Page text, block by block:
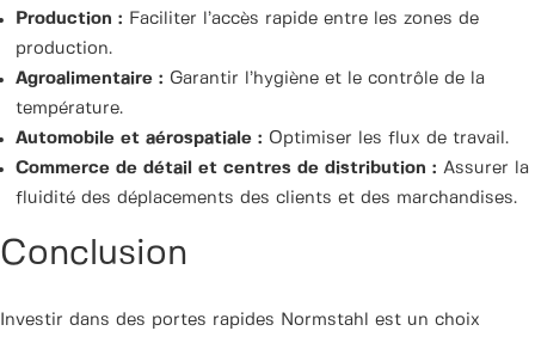
Production : Faciliter l’accès rapide entre les zones de
production.
Agroalimentaire : Garantir l’hygiène et le contrôle de la
température.
Automobile et aérospatiale : Optimiser les flux de travail.
Commerce de détail et centres de distribution : Assurer la
fluidité des déplacements des clients et des marchandises.
Conclusion
Investir dans des portes rapides Normstahl est un choix